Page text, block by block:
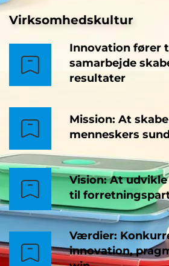
Virksomhedskultur
Innovation fører
samarbejde
resultater
Mission: At
menneskers
Vision: At
til
Værdier:
innovation,